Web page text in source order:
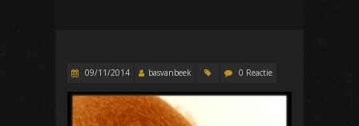
09/11/2014 basvanbeek 0 Reactie